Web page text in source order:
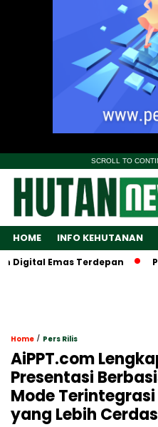
SCROLL TO
HOME INFO KEHUTANAN
Emas Terdepan
Home / Pers Rilis
AiPPT.com
Presentasi
Mode
yang Lebih Cerdas